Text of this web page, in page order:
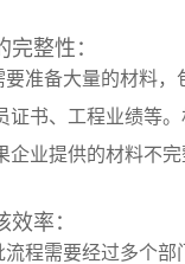
整性：
要准备大量的材料，
证书、工程业绩等
企业提供的材料不
率：
程需要经过多个部